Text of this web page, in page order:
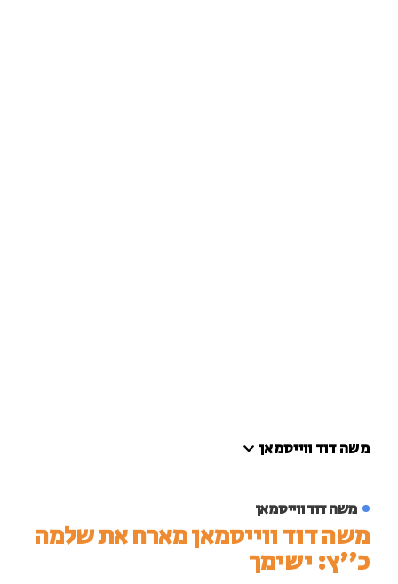
משה דוד ווייסמאן
משה דוד ווייסמאן
משה דוד ווייסמאן מארח את שלמה
כ''ץ: ישימך